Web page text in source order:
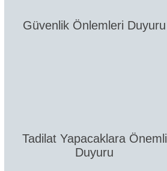
Güvenlik Önlemleri Duyuru
Tadilat Yapacaklara Önemli
Duyuru